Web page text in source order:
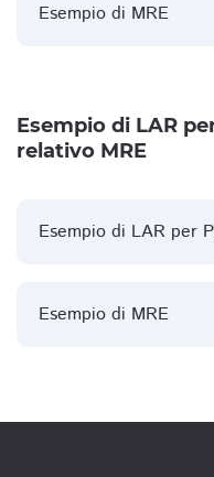
Esempio di MRE
Esempio di LAR
relativo MRE
Esempio di LAR per
Esempio di MRE